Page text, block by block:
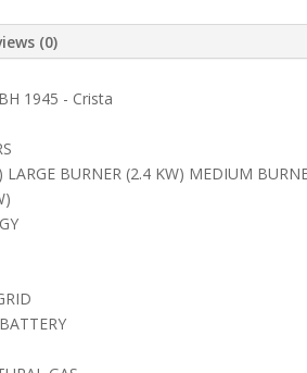
(0)
1945 - Crista
LARGE BURNER (2.4 KW) MEDIUM